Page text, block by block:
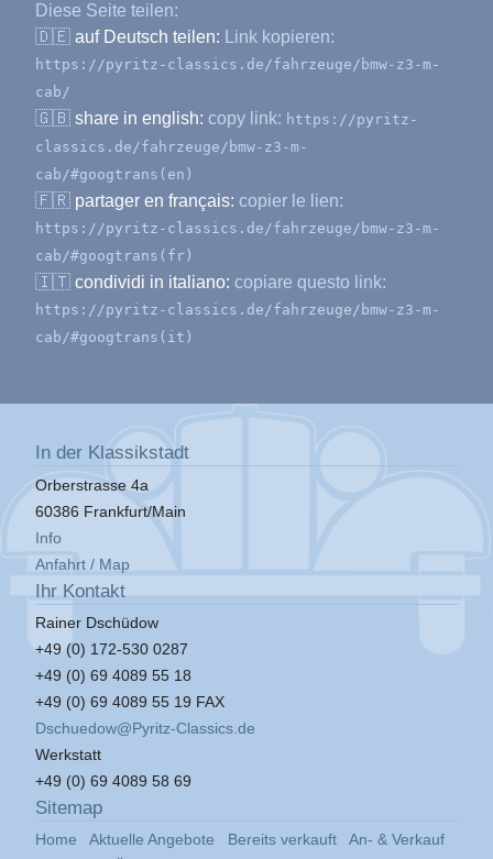
Diese Seite teilen:
🇩🇪 auf Deutsch teilen: Link kopieren:
https://pyritz-classics.de/fahrzeuge/bmw-z3-m-
cab/
🇬🇧 share in english: copy link: https://pyritz-
classics.de/fahrzeuge/bmw-z3-m-
cab/#googtrans(en)
🇫🇷 partager en français: copier le lien:
https://pyritz-classics.de/fahrzeuge/bmw-z3-m-
cab/#googtrans(fr)
🇮🇹 condividi in italiano: copiare questo link:
https://pyritz-classics.de/fahrzeuge/bmw-z3-m-
cab/#googtrans(it)
In der Klassikstadt
Orberstrasse 4a
60386 Frankfurt/Main
Info
Anfahrt / Map
Ihr Kontakt
Rainer Dschüdow
+49 (0) 172-530 0287
+49 (0) 69 4089 55 18
+49 (0) 69 4089 55 19 FAX
Dschuedow@Pyritz-Classics.de
Werkstatt
+49 (0) 69 4089 58 69
Sitemap
Home Aktuelle Angebote Bereits verkauft
An- & Verkauf